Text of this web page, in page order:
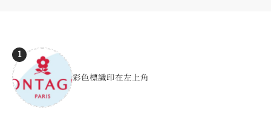
Montagut Products
1
彩色標識印在左上角